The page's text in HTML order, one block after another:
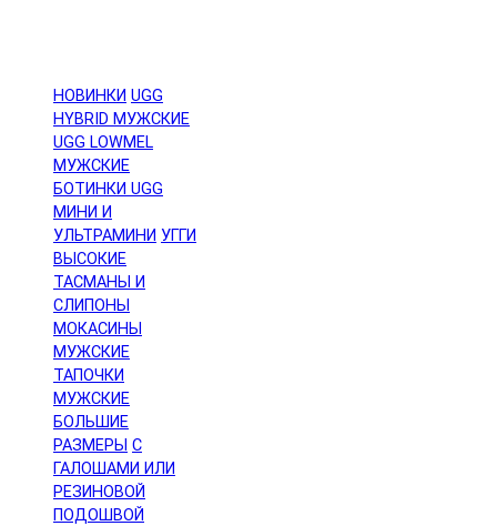
НОВИНКИ UGG
HYBRID МУЖСКИЕ
UGG LOWMEL
МУЖСКИЕ
БОТИНКИ UGG
МИНИ И
УЛЬТРАМИНИ УГГИ
ВЫСОКИЕ
ТАСМАНЫ И
СЛИПОНЫ
МОКАСИНЫ
МУЖСКИЕ
ТАПОЧКИ
МУЖСКИЕ
БОЛЬШИЕ
РАЗМЕРЫ С
ГАЛОШАМИ ИЛИ
РЕЗИНОВОЙ
ПОДОШВОЙ